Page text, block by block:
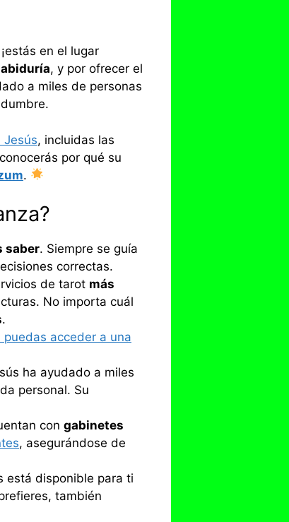
en el lugar
, y por ofrecer el
a miles de personas
, incluidas las
por qué su
.
saber. Siempre se guía
correctas.
de tarot más
No importa cuál
.
puedas acceder a una
ha ayudado a miles
personal. Su
con gabinetes
, asegurándose de
está disponible para ti
también